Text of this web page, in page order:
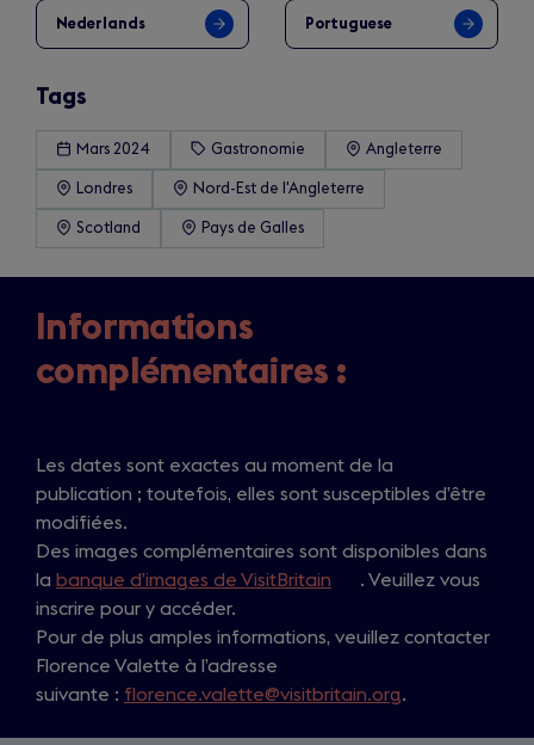
Nederlands Portuguese
Tags
Mars 2024 Gastronomie Angleterre
Londres Nord-Est de l'Angleterre
Scotland Pays de Galles
Informations
complémentaires :
Les dates sont exactes au moment de la
publication ; toutefois, elles sont susceptibles d’être
modifiées.
Des images complémentaires sont disponibles dans
la banque d’images de VisitBritain
p
n
. Veuillez vous
inscrire pour y accéder.
Pour de plus amples informations, veuillez contacter
Florence Valette à l’adresse
suivante : florence.valette@visitbritain.org.